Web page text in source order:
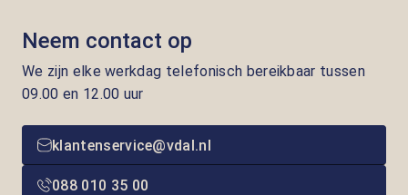
Neem contact op
We zijn elke werkdag telefonisch bereikbaar tussen
09.00 en 12.00 uur
klantenservice@vdal.nl
088 010 35 00